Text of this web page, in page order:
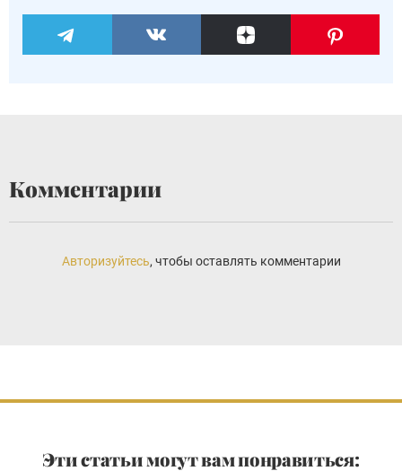
Комментарии
Авторизуйтесь, чтобы оставлять комментарии
Эти статьи могут вам понравиться: